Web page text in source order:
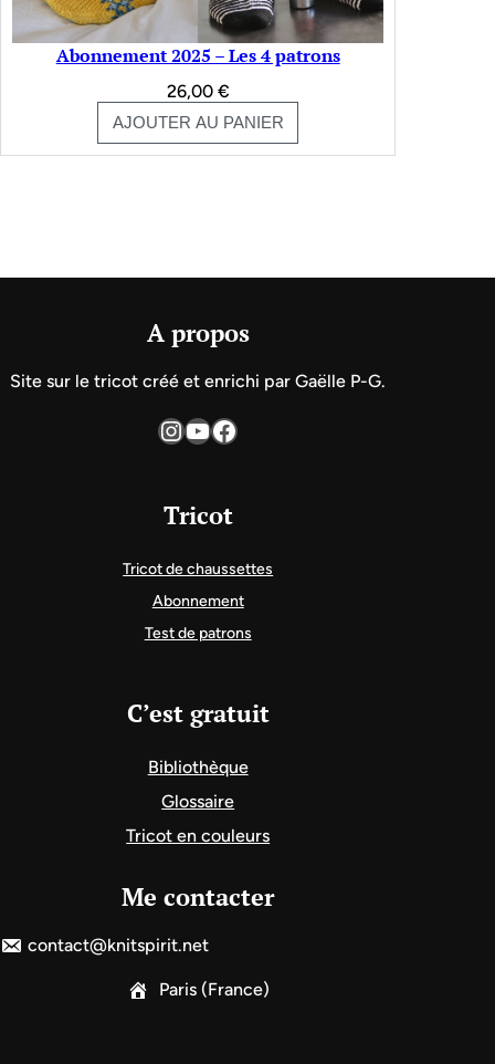
Abonnement 2025 – Les 4 patrons
26,00 €
AJOUTER AU PANIER
A propos
Site sur le tricot créé et enrichi par Gaëlle P-G.
InstagramYouTube Facebook
Tricot
Tricot de chaussettes
Abonnement
Test de patrons
C’est gratuit
Bibliothèque
Glossaire
Tricot en couleurs
Me contacter
contact@knitspirit.net
Paris (France)